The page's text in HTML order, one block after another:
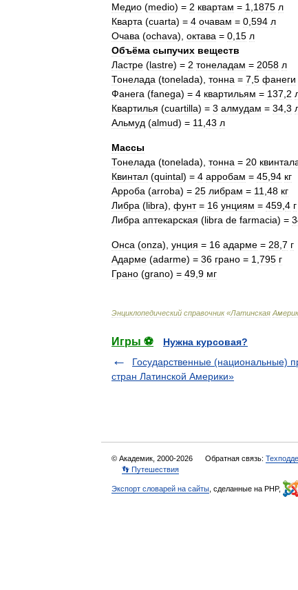
Медио (medio) = 2 квартам = 1 1875 л
Кварта (cuarta) = 4 очавам = 0 594 л
Очава (ochava), октава = 0 15 л
Объёма сыпучих веществ
Ластре (lastre) = 2 тонеладам = 2058 л
Тонелада (tonelada), тонна = 7 5 фанеги
Фанега (fanega) = 4 квартильям = 137 2
Квартилья (cuartilla) = 3 алмудам = 34 3
Альмуд (almud) = 11 43 л
Массы
Тонелада (tonelada), тонна = 20
Квинтал (quintal) = 4 арробам = 45 94 кг
Арроба (arroba) = 25 либрам = 11 48 кг
Либра (libra), фунт= 16 унциям = 459 4 г
Либра аптекарская (libra de farmacia) =
Онса (onza), унция = 16 адарме = 28 7 г
Адарме (adarme) = 36 грано = 1 795 г
Грано (grano) = 49 9 мг
Энциклопедический справочник«Латинская
Игры ⚽
Нужна курсовая?
Государственные (национальные)
стран Латинской Америки»
© Академик, 2000-2026 Обратная связь:
👣 Путешествия
Экспорт словарей на сайты , сделанные на PHP,